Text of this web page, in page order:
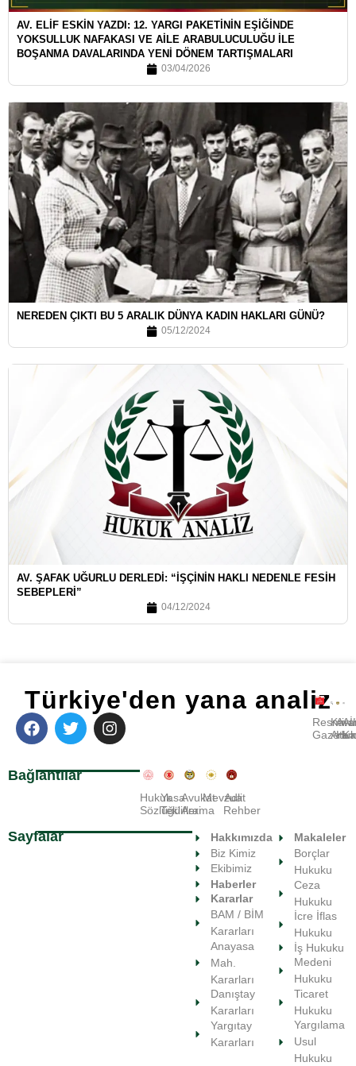
AV. ELİF ESKİN YAZDI: 12. YARGI PAKETİNİN EŞİĞİNDE
YOKSULLUK NAFAKASI VE AİLE ARABULUCULUĞU İLE
BOŞANMA DAVALARINDA YENİ DÖNEM TARTIŞMALARI
03/04/2026
NEREDEN ÇIKTI BU 5 ARALIK DÜNYA KADIN HAKLARI GÜNÜ?
05/12/2024
AV. ŞAFAK UĞURLU DERLEDI: “İŞÇININ HAKLI NEDENLE FESIH
SEBEPLERI”
04/12/2024
Türkiye'den yana analiz
Bağlantılar
Hukuk
Sözlüğü
Yasa
Teklifleri
Avukat
Arama
Mevzuat
Adli
Rehber
Resmi
Gazete
Sayfalar
Hakkımızda
Biz Kimiz
Ekibimiz
Haberler
Kararlar
BAM / BİM
Kararları
Anayasa
Mah.
Kararları
Danıştay
Kararları
Yargıtay
Kararları
Makaleler
Borçlar
Hukuku
Ceza
Hukuku
İcre İflas
Hukuku
İş Hukuku
Medeni
Hukuku
Ticaret
Hukuku
Yargılama
Usul
Hukuku